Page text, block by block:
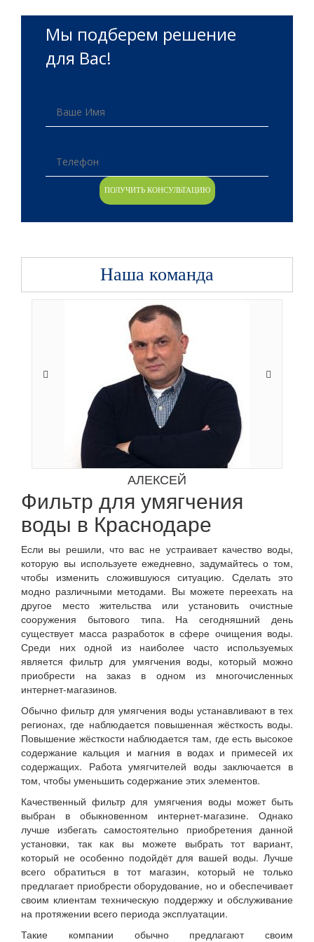
Мы подберем решение
для Вас!
Наша команда
АЛЕКСЕЙ
Фильтр для умягчения
воды в Краснодаре
Если вы решили, что вас не устраивает качество воды,
которую вы используете ежедневно, задумайтесь о том,
чтобы изменить сложившуюся ситуацию. Сделать это
модно различными методами. Вы можете переехать на
другое место жительства или установить очистные
сооружения бытового типа. На сегодняшний день
существует масса разработок в сфере очищения воды.
Среди них одной из наиболее часто используемых
является фильтр для умягчения воды, который можно
приобрести на заказ в одном из многочисленных
интернет-магазинов.
Обычно фильтр для умягчения воды устанавливают в тех
регионах, где наблюдается повышенная жёсткость воды.
Повышение жёсткости наблюдается там, где есть высокое
содержание кальция и магния в водах и примесей их
содержащих. Работа умягчителей воды заключается в
том, чтобы уменьшить содержание этих элементов.
Качественный фильтр для умягчения воды может быть
выбран в обыкновенном интернет-магазине. Однако
лучше избегать самостоятельно приобретения данной
установки, так как вы можете выбрать тот вариант,
который не особенно подойдёт для вашей воды. Лучше
всего обратиться в тот магазин, который не только
предлагает приобрести оборудование, но и обеспечивает
своим клиентам техническую поддержку и обслуживание
на протяжении всего периода эксплуатации.
Такие компании обычно предлагают своим